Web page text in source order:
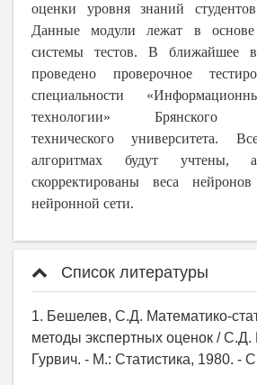
оценки уровня знаний
Данные модули лежат в основе
системы тестов. В ближайшее
проведено проверочное
специальности
технологии» Брянского
технического университета.
алгоритмах будут учтены,
скорректированы веса нейронов
нейронной сети.
Список литературы
1. Бешелев, С.Д. Математико-
методы экспертных оценок /
Гурвич. - М.: Статистика, 1980. -